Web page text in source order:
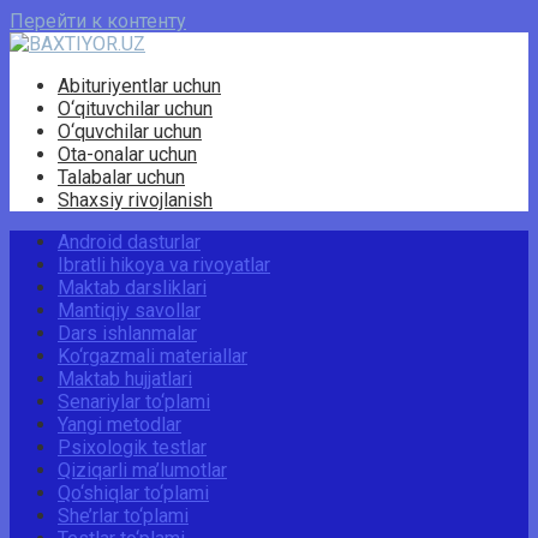
Перейти к контенту
Abituriyentlar uchun
O‘qituvchilar uchun
O‘quvchilar uchun
Ota-onalar uchun
Talabalar uchun
Shaxsiy rivojlanish
Android dasturlar
Ibratli hikoya va rivoyatlar
Maktab darsliklari
Mantiqiy savollar
Dars ishlanmalar
Ko‘rgazmali materiallar
Maktab hujjatlari
Senariylar to‘plami
Yangi metodlar
Psixologik testlar
Qiziqarli ma’lumotlar
Qo‘shiqlar to‘plami
She’rlar to‘plami